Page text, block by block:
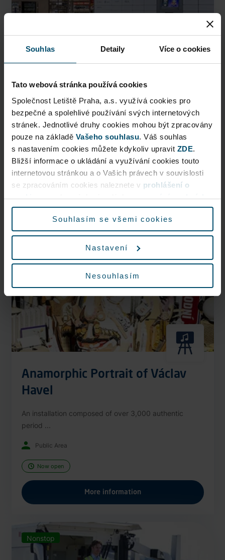
Souhlas Detaily Více o cookies
Tato webová stránka používá cookies
Společnost Letiště Praha, a.s. využívá cookies pro
bezpečné a spolehlivé používání svých internetových
stránek. Jednotlivé druhy cookies mohou být zpracovány
pouze na základě Vašeho souhlasu. Váš souhlas
s nastavením cookies můžete kdykoliv upravit ZDE.
Bližší informace o ukládání a využívání cookies touto
internetovou stránkou a o Vašich právech v souvislosti
se zpracováním cookies naleznete v prohlášení o
cookiesa v obecných zásadáchzpracování osobních
údajů.
Souhlasím se všemi cookies
Nastavení
Nesouhlasím
AlzaBox
Pick up conveniently and nonstop from AlzaBox ...
Public Area
Now open
Anamorphic Portrait of Václav
Havel
An installation composed of over 3,000 authentic
period ...
Public Area
Now open
More information
Nonstop